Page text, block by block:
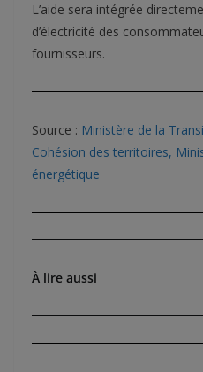
L’aide sera intégrée
d’électricité des
fournisseurs.
Source : Ministère de la
Cohésion des territoires,
énergétique
À lire aussi